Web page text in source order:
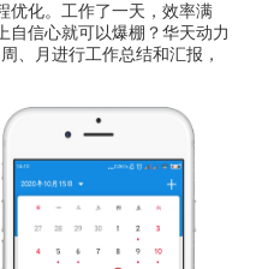
优化。工作了一天，效率满
自信心就可以爆棚？华天动力
、月进行工作总结和汇报，